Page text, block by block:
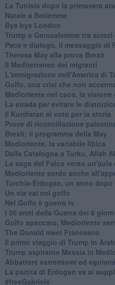
La Tunisia dopo la primavera
Natale a Betlemme
Bye bye London
Trump e Gerusalemme tra
Pace e dialogo, il messaggio di
Theresa May alla prova Brexit
Il Mediterraneo dei migranti
L'immigrazione nell'America di
Golfo, una crisi che non
Medioriente nel caos, la visione
La strada per evitare le
Il Kurdistan al voto per la storia
Prove di riconciliazione
Brexit: il programma della May
Medioriente, la variabile libica
Dalla Catalogna a Turku, Allah
La saga del Falco verso
Medioriente sordo anche
Turchia-Erdogan, un anno dopo
Un via vai nel golfo
Nel Golfo è guerra tv
I 50 anni della Guerra dei 6
Golfo spaccato, Medioriente
The Donald meet Francesco
Il primo viaggio di Trump in
Trump aspirante Messia in
Abbattere estremismi ed
La partita di Erdogan va ai
#freeGabriele